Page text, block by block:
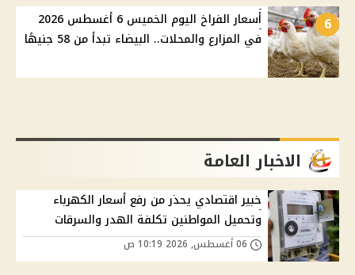
6
أسعار الفراخ اليوم الخميس 6 أغسطس 2026
في المزارع والمحلات.. البيضاء تبدأ من 58 جنيهًا
الاخبار العامة
خبير اقتصادي يحذر من رفع أسعار الكهرباء
وتحميل المواطنين تكلفة الهدر والسرقات